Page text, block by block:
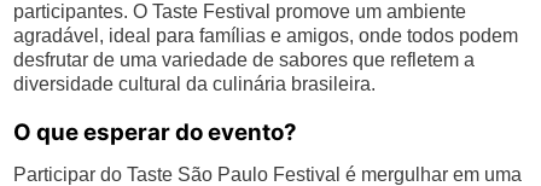
participantes. O Taste Festival promove um ambiente
agradável, ideal para famílias e amigos, onde todos podem
desfrutar de uma variedade de sabores que refletem a
diversidade cultural da culinária brasileira.
O que esperar do evento?
Participar do Taste São Paulo Festival é mergulhar em uma